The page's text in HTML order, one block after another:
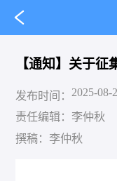
【通知】关于
发布时间：2025-08-
责任编辑： 李仲秋
撰稿： 李仲秋